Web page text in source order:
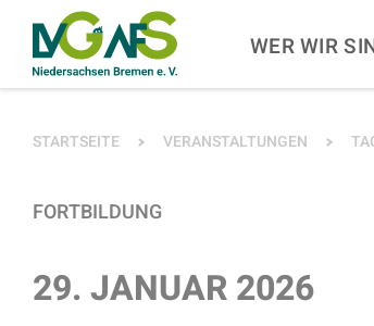
ZUM HAUPTINHALT SPRINGENWER WIR
SIE BEFINDEN SICH HIER:
STARTSEITE VERANSTALTUNGEN
FORTBILDUNG
29. JANUAR 2026